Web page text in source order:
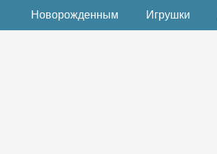
Новорожденным Игрушки